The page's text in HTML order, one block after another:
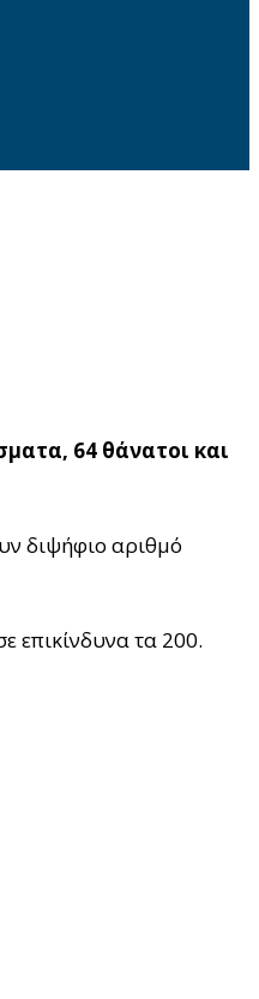
64 θάνατοι και
διψήφιο αριθμό
επικίνδυνα τα 200.